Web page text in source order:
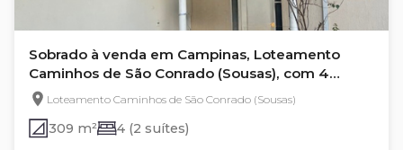
Sobrado à venda em Campinas, Loteamento
Caminhos de São Conrado (Sousas), com 4
quartos, com 309 m²
Loteamento Caminhos de São Conrado (Sousas)
309 m² 4 (2 suítes)